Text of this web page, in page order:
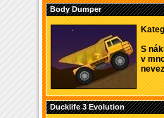
Body Dumper
S
v
Ducklife 3 Evolution